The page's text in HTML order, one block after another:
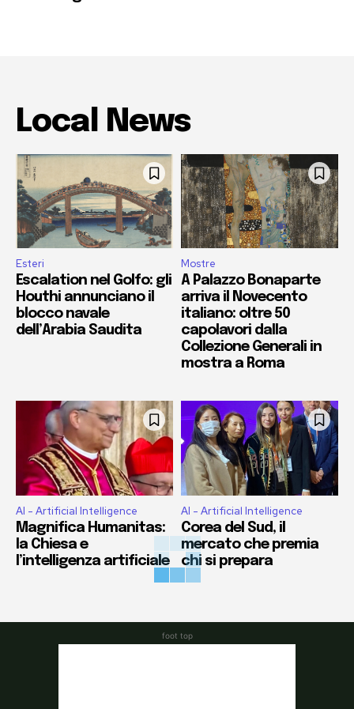
Local News
Esteri
Escalation nel Golfo: gli
Houthi annunciano il
blocco navale
dell’Arabia Saudita
Mostre
A Palazzo Bonaparte
arriva il Novecento
italiano: oltre 50
capolavori dalla
Collezione Generali in
mostra a Roma
AI - Artificial Intelligence
Magnifica Humanitas:
la Chiesa e
l’intelligenza artificiale
AI - Artificial Intelligence
Corea del Sud, il
mercato che premia
chi si prepara
foot top